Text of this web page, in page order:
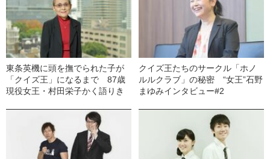
東条英機に頭を撫でられた子が
「クイズ王」になるまで 87歳
現役女王・村田栄子かく語りき
クイズ王たちのサークル「ホノ
ルルクラブ」の秘密 “女王”石野
まゆみインタビュー#2